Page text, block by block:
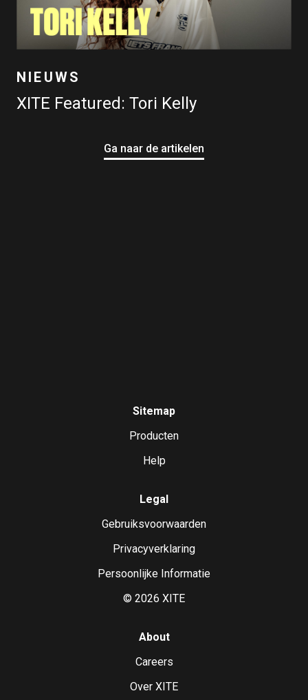
NIEUWS
XITE Featured: Tori Kelly
Ga naar de artikelen
Sitemap
Producten
Help
Legal
Gebruiksvoorwaarden
Privacyverklaring
Persoonlijke Informatie
© 2026 XITE
About
Careers
Over XITE